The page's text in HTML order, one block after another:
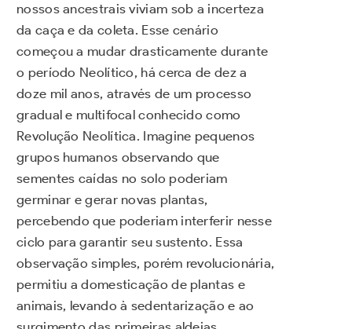
nossos ancestrais viviam sob a incerteza
da caça e da coleta. Esse cenário
começou a mudar drasticamente durante
o período Neolítico, há cerca de dez a
doze mil anos, através de um processo
gradual e multifocal conhecido como
Revolução Neolítica. Imagine pequenos
grupos humanos observando que
sementes caídas no solo poderiam
germinar e gerar novas plantas,
percebendo que poderiam interferir nesse
ciclo para garantir seu sustento. Essa
observação simples, porém revolucionária,
permitiu a domesticação de plantas e
animais, levando à sedentarização e ao